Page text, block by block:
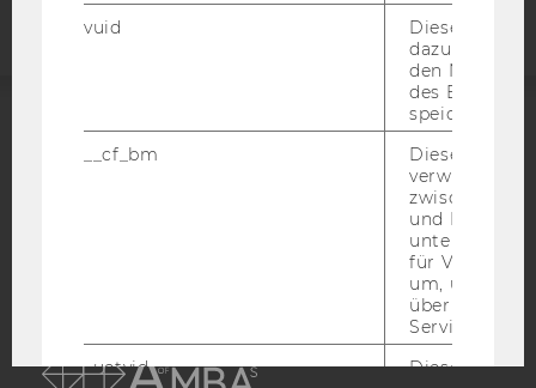
ACCREDITED BY:
vuid
Dieser
dazu
den
des
speichern.
__cf_bm
Dieses
verwendet,
zwischen
und Bots zu
für Vimeo
um, um
über die
Service zu
_uetvid
Dieses